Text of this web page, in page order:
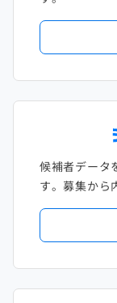
候補者データ
す。募集から